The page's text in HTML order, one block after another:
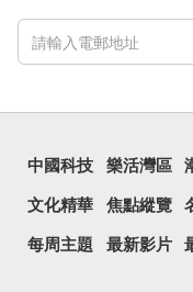
中國科技 樂活灣區
文化精華 焦點縱覽
每周主題 最新影片